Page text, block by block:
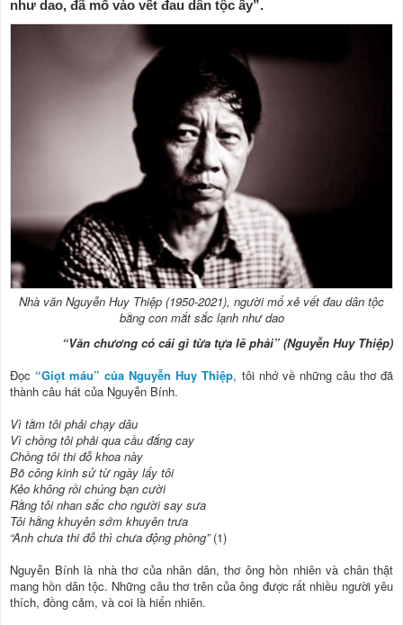
như dao, đã mổ vào vết đau dân tộc ấy”.
Nhà văn Nguyễn Huy Thiệp (1950-2021), người mổ xẻ vết đau dân tộc
bằng con mắt sắc lạnh như dao
“Văn chương có cái gì từa tựa lẽ phải” (Nguyễn Huy Thiệp)
Đọc “Giọt máu” của Nguyễn Huy Thiệp, tôi nhớ về những câu thơ đã
thành câu hát của Nguyễn Bính.
Vì tằm tôi phải chạy dâu
Vì chồng tôi phải qua cầu đắng cay
Chồng tôi thi đỗ khoa này
Bõ công kinh sử từ ngày lấy tôi
Kẻo không rồi chúng bạn cười
Rằng tôi nhan sắc cho người say sưa
Tôi hằng khuyên sớm khuyên trưa
“Anh chưa thi đỗ thì chưa động phòng”(1)
Nguyễn Bính là nhà thơ của nhân dân, thơ ông hồn nhiên và chân thật
mang hồn dân tộc. Những câu thơ trên của ông được rất nhiều người yêu
thích, đồng cảm, và coi là hiển nhiên.